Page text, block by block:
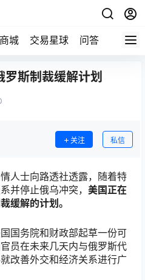
商城 交易星球 问答 专题
斯制裁缓解计划
关注 私信
人士向路透社透露，随着特
并停止俄乌冲突， 美国正在
缓解的计划。
国务院和财政部起草一份可
员在未来几天内与俄罗斯代
改善外交和经济关系进行广